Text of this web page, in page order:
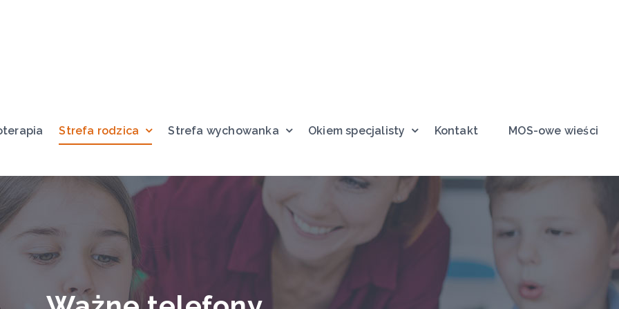
Strefa rodzica Strefa wychowanka Okiem specjalisty Kontakt MOS-owe wieści